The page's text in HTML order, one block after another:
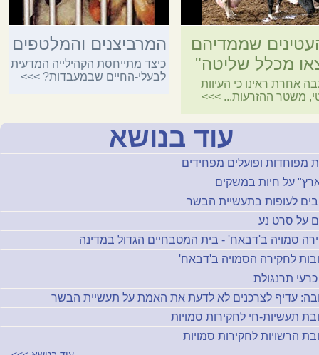
שממדיהם
מכלל שליטה"
אחרת ראינו כי העיוות
משטר ההזרעות... >>>
המרביצנים והמלטפים
כיצד מתייחסת הקהילייה המדעית
לבעלי-החיים שבמעבדות? >>>
עוד בנושא
מפוחדות ופועלים מפחידים
על חיות במשקים
לעופות בתעשיית הבשר
על סרט נע
סמויה ב'דבאח' - בית המטבחיים הגדול במדינה
לחקירה הסמויה ב'דבאח'
תרנגולת
עדיף לצרכנים לא לדעת את האמת על תעשיית הבשר
תעשיות-חי לחקירות סמויות
הרשויות לחקירות סמויות